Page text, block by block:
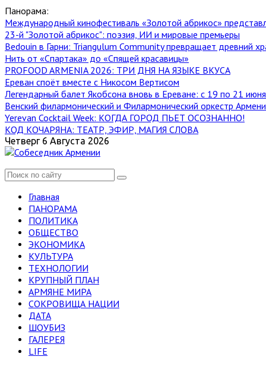
Панорама:
Международный кинофестиваль «Золотой абрикос»
23-й "Золотой абрикос": поэзия, ИИ и мировые премьеры
Bedouin в Гарни: Triangulum Community превращает древний
Нить от «Спартака» до «Спящей красавицы»
PROFOOD ARMENIA 2026: ТРИ ДНЯ НА ЯЗЫКЕ ВКУСА
Ереван споёт вместе с Никосом Вертисом
Легендарный балет Якобсона вновь в Ереване: с 19 по 21
Венский филармонический и Филармонический оркестр
Yerevan Cocktail Week: КОГДА ГОРОД ПЬЕТ ОСОЗНАННО!
КОД КОЧАРЯНА: ТЕАТР, ЭФИР, МАГИЯ СЛОВА
Четверг 6 Августа 2026
Главная
ПАНОРАМА
ПОЛИТИКА
ОБЩЕСТВО
ЭКОНОМИКА
КУЛЬТУРА
ТЕХНОЛОГИИ
КРУПНЫЙ ПЛАН
АРМЯНЕ МИРА
СОКРОВИЩА НАЦИИ
ДАТА
ШОУБИЗ
ГАЛЕРЕЯ
LIFE